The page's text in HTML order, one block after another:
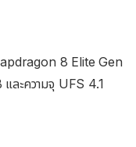
8 Elite Gen
ละความจุ UFS 4.1